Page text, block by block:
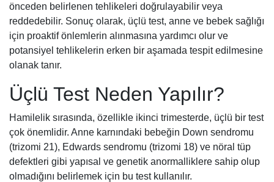
önceden belirlenen tehlikeleri doğrulayabilir veya
reddedebilir. Sonuç olarak, üçlü test, anne ve bebek sağlığı
için proaktif önlemlerin alınmasına yardımcı olur ve
potansiyel tehlikelerin erken bir aşamada tespit edilmesine
olanak tanır.
Üçlü Test Neden Yapılır?
Hamilelik sırasında, özellikle ikinci trimesterde, üçlü bir test
çok önemlidir. Anne karnındaki bebeğin Down sendromu
(trizomi 21), Edwards sendromu (trizomi 18) ve nöral tüp
defektleri gibi yapısal ve genetik anormalliklere sahip olup
olmadığını belirlemek için bu test kullanılır.